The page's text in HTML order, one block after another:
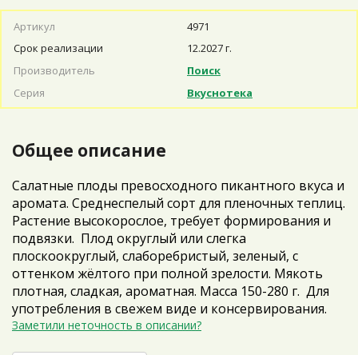
Артикул
4971
Срок реализации
12.2027 г.
Производитель
Поиск
Серия
Вкуснотека
Общее описание
Салатные плоды превосходного пикантного вкуса и
аромата. Среднеспелый сорт для пленочных теплиц.
Растение высокорослое, требует формирования и
подвязки. Плод округлый или слегка
плоскоокруглый, слаборебристый, зеленый, с
оттенком жёлтого при полной зрелости. Мякоть
плотная, сладкая, ароматная. Масса 150-280 г. Для
употребления в свежем виде и консервирования.
Заметили неточность в описании?